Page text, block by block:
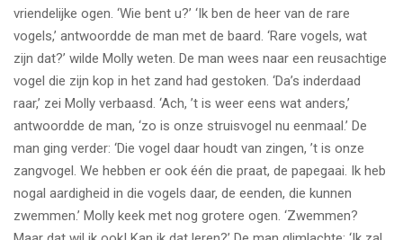
vriendelijke ogen. ‘Wie bent u?’ ‘Ik ben de heer van de rare
vogels,’ antwoordde de man met de baard. ‘Rare vogels, wat
zijn dat?’ wilde Molly weten. De man wees naar een reusachtige
vogel die zijn kop in het zand had gestoken. ‘Da’s inderdaad
raar,’ zei Molly verbaasd. ‘Ach, ’t is weer eens wat anders,’
antwoordde de man, ‘zo is onze struisvogel nu eenmaal.’ De
man ging verder: ‘Die vogel daar houdt van zingen, ’t is onze
zangvogel. We hebben er ook één die praat, de papegaai. Ik heb
nogal aardigheid in die vogels daar, de eenden, die kunnen
zwemmen.’ Molly keek met nog grotere ogen. ‘Zwemmen?